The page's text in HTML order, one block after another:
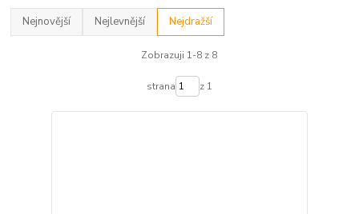
Nejnovější Nejlevnější Nejdražší
Zobrazuji 1-8 z 8
strana z 1